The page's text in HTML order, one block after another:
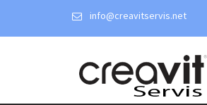
info@creavitservis.net